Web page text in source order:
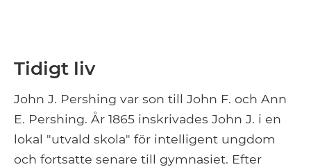
Tidigt liv
John J. Pershing var son till John F. och Ann
E. Pershing. År 1865 inskrivades John J. i en
lokal "utvald skola" för intelligent ungdom
och fortsatte senare till gymnasiet. Efter